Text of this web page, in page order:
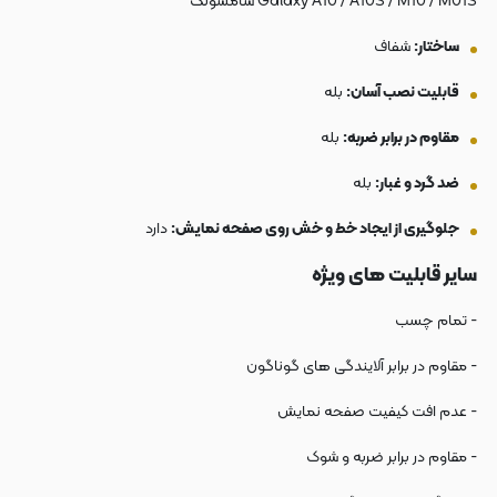
ساختار:شفاف
قابلیت نصب آسان: بله
مقاوم در برابر ضربه: بله
ضد گرد و غبار: بله
جلوگیری از ایجاد خط و خش روی صفحه نمایش:دارد
سایر قابلیت های ویژه
- تمام چسب
- مقاوم در برابر آلایندگی های گوناگون
- عدم افت کیفیت صفحه نمایش
- مقاوم در برابر ضربه و شوک